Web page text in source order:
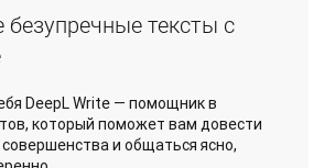
безупречные тексты с
DeepL Write — помощник в
который поможет вам довести
и общаться ясно,